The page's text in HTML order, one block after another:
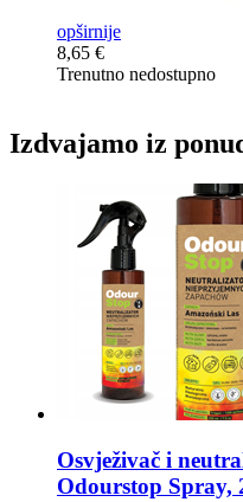
opširnije
8,65 €
Trenutno nedostupno
Izdvajamo iz
Osvježivač i
Odourstop Spray,